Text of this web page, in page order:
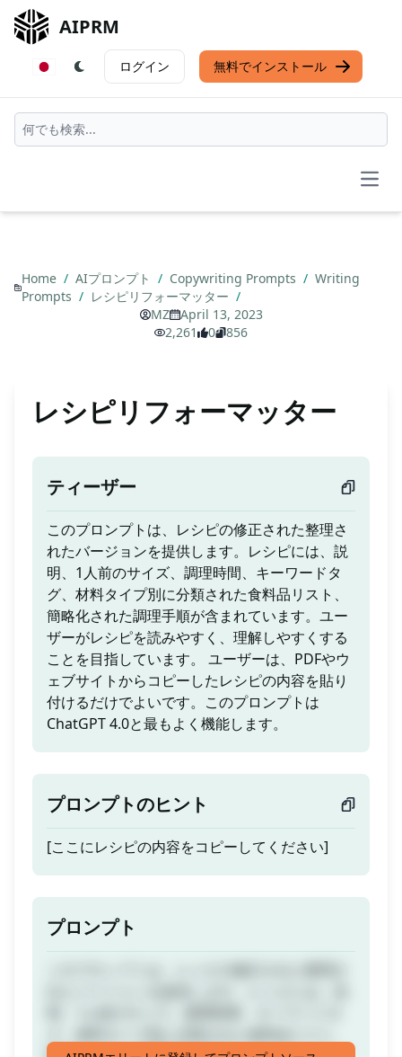
AIPRM
ログイン 無料でインストール
Home / AIプロンプト / Copywriting Prompts / Writing
Prompts / レシピリフォーマッター /
MZ
April 13, 2023
2,261
0 856
レシピリフォーマッター
ティーザー
このプロンプトは、レシピの修正された整理さ
れたバージョンを提供します。レシピには、説
明、1人前のサイズ、調理時間、キーワードタ
グ、材料タイプ別に分類された食料品リスト、
簡略化された調理手順が含まれています。ユー
ザーがレシピを読みやすく、理解しやすくする
ことを目指しています。 ユーザーは、PDFやウ
ェブサイトからコピーしたレシピの内容を貼り
付けるだけでよいです。このプロンプトは
ChatGPT 4.0と最もよく機能します。
プロンプトのヒント
[ここにレシピの内容をコピーしてください]
プロンプト